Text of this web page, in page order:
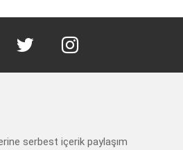
serbest içerik paylaşım